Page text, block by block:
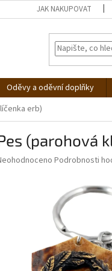
JAK NAKUPOVAT
Oděvy a oděvní doplňky
erb)
(parohová
Podrobnosti